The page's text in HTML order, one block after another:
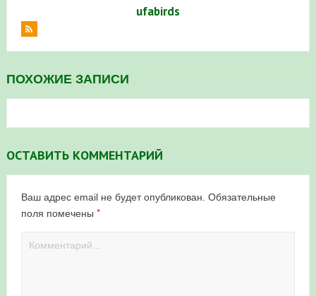
ufabirds
ПОХОЖИЕ ЗАПИСИ
ОСТАВИТЬ КОММЕНТАРИЙ
Ваш адрес email не будет опубликован. Обязательные
поля помечены *